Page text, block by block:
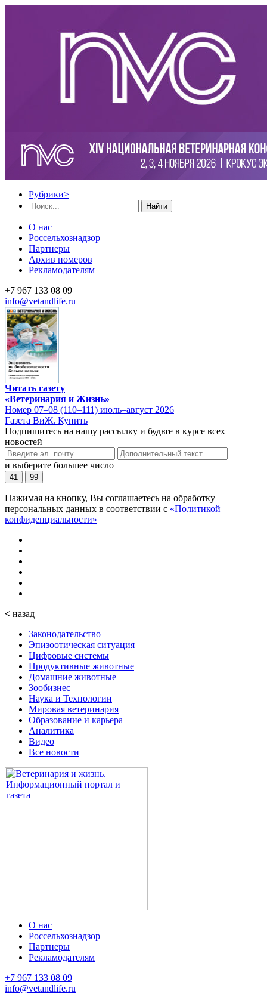
Рубрики>
Найти
О нас
Россельхознадзор
Партнеры
Архив номеров
Рекламодателям
+7 967 133 08 09
info@vetandlife.ru
Читать газету
«Ветеринария и Жизнь»
Номер 07–08 (110–111) июль–август 2026
Газета ВиЖ. Купить
Подпишитесь на нашу рассылку и будьте в курсе всех
новостей
и выберите большее число
41 99
Нажимая на кнопку, Вы соглашаетесь на обработку
персональных данных в соответствии с «Политикой
конфиденциальности»
< назад
Законодательство
Эпизоотическая ситуация
Цифровые системы
Продуктивные животные
Домашние животные
Зообизнес
Наука и Технологии
Мировая ветеринария
Образование и карьера
Аналитика
Видео
Все новости
О нас
Россельхознадзор
Партнеры
Рекламодателям
+7 967 133 08 09
info@vetandlife.ru